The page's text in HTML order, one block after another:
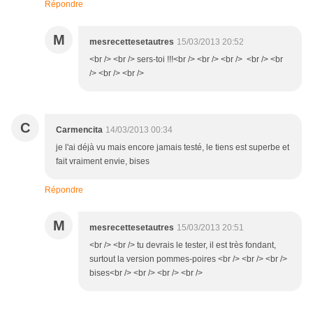
Répondre
M mesrecettesetautres 15/03/2013 20:52
<br /> <br /> sers-toi !!!<br /> <br /> <br /> <br /> <br
/> <br /> <br />
C Carmencita 14/03/2013 00:34
je l'ai déjà vu mais encore jamais testé, le tiens est superbe et
fait vraiment envie, bises
Répondre
M mesrecettesetautres 15/03/2013 20:51
<br /> <br /> tu devrais le tester, il est très fondant,
surtout la version pommes-poires <br /> <br /> <br />
bises<br /> <br /> <br /> <br />